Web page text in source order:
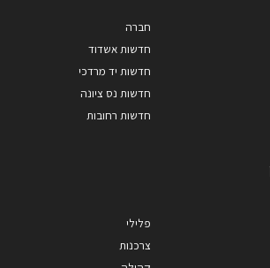
חברה
חדשות אשדוד
חדשות יד מרדכי
חדשות נס ציונה
חדשות רחובות
פלילי
צרכנות